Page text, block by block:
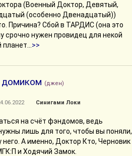
(Военный Доктор, Девятый,
(особенно Двенадцатый))
Причина? Сбой в ТАРДИС (она это
срочно нужен провидец для некой
>>
домиком (джен)
Синигами Локи
на счёт фэндомов, ведь
лишь для того, чтобы вы поняли,
него. А именно, Доктор Кто, Черновик
и Ходячий Замок.